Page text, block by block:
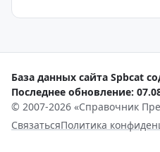
База данных сайта Spbcat
Последнее обновление:
© 2007-2026 «Справочник
СвязатьсяПолитика